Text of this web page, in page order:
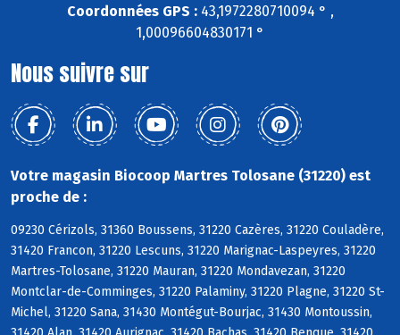
Coordonnées GPS :43,1972280710094 ° ,
1,00096604830171 °
Nous suivre sur
Votre magasin Biocoop Martres Tolosane (31220) est
proche de :
09230 Cérizols, 31360 Boussens, 31220 Cazères, 31220 Couladère,
31420 Francon, 31220 Lescuns, 31220 Marignac-Laspeyres, 31220
Martres-Tolosane, 31220 Mauran, 31220 Mondavezan, 31220
Montclar-de-Comminges, 31220 Palaminy, 31220 Plagne, 31220 St-
Michel, 31220 Sana, 31430 Montégut-Bourjac, 31430 Montoussin,